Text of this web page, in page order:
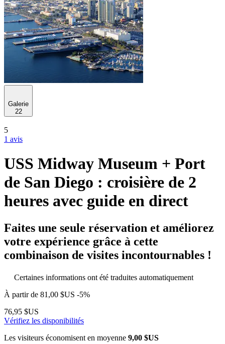
Galerie
22
5
1 avis
USS Midway Museum + Port
de San Diego : croisière de 2
heures avec guide en direct
Faites une seule réservation et améliorez
votre expérience grâce à cette
combinaison de visites incontournables !
Certaines informations ont été traduites automatiquement
À partir de 81,00 $US -5%
76,95 $US
Vérifiez les disponibilités
Les visiteurs économisent en moyenne 9,00 $US